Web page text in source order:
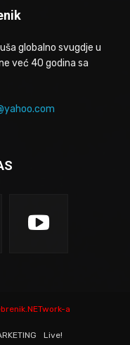
globalno svugdje u
već 40 godina sa
a
Live!